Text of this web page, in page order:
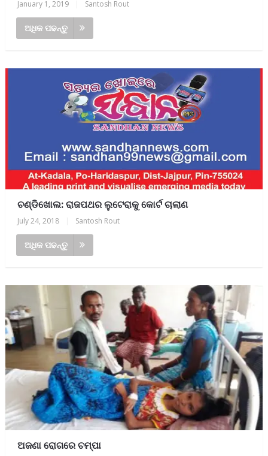
January 1, 2019 Santosh Rout
ଅଧିକ ପଢନ୍ତୁ
ଚଣ୍ଡିଖୋଲ: ରାଜପଥର ଲୁଟେରାକୁ କୋର୍ଟ ଚାଲାଣ
July 24, 2018 Santosh Rout
ଅଧିକ ପଢନ୍ତୁ
ଅଜଣା ରୋଗରେ ଚମ୍ପା